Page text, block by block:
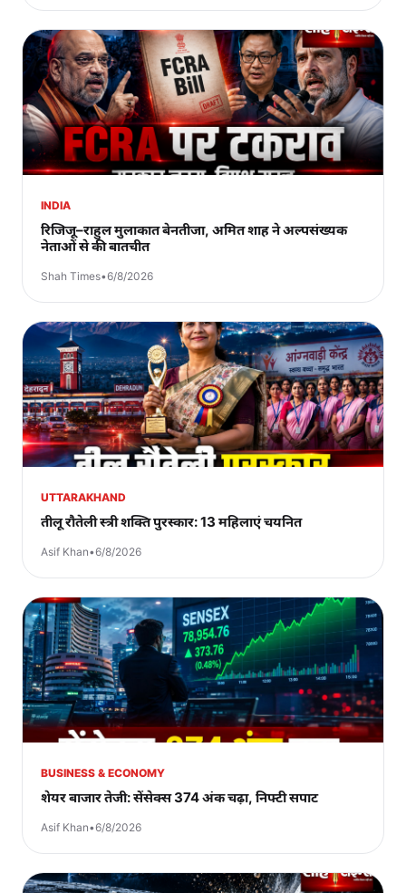
INDIA
रिजिजू–राहुल मुलाकात बेनतीजा, अमित शाह ने अल्पसंख्यक
नेताओं से की बातचीत
Shah Times•6/8/2026
UTTARAKHAND
तीलू रौतेली स्त्री शक्ति पुरस्कार: 13 महिलाएं चयनित
Asif Khan•6/8/2026
BUSINESS & ECONOMY
शेयर बाजार तेजी: सेंसेक्स 374 अंक चढ़ा, निफ्टी सपाट
Asif Khan•6/8/2026